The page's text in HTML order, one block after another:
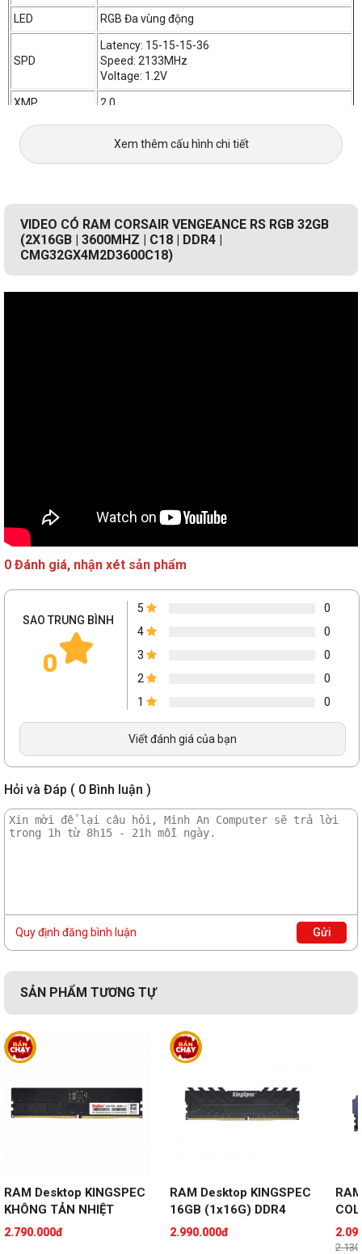
Một bộ tản nhiệt bằng nhôm được thiết kế đẹp mắt dẫn nhiệt ra
khỏi bộ nhớ của bạn để làm mát tuyệt vời ngay cả khi bị ép xung, hệ
thống của bạn sẽ hoạt động ổn định trong môi trường khắc nghiệt
nhất mà vẫn đảm bảo tính thẩm mỹ.
LED RGB Đa vùng động
SPD
Latency: 15-15-15-36
Speed: 2133MHz
Voltage: 1.2V
XMP 2.0
PIN 288
Mã
Xem thêm cấu hình chi tiết
VIDEO CÓ RAM CORSAIR VENGEANCE RS RGB 32GB
(2X16GB | 3600MHZ | C18 | DDR4 |
CMG32GX4M2D3600C18)
0 Đánh giá, nhận xét sản phẩm
SAO TRUNG BÌNH
0
5
0
4
0
3
0
2
0
1
0
Viết đánh giá của bạn
Hỏi và Đáp ( 0 Bình luận )
Quy định đăng bình luận Gửi
SẢN PHẨM TƯƠNG TỰ
RAM Desktop KINGSPEC
KHÔNG TẢN NHIỆT
16GB (1x16GB)
2.790.000đ
RAM Desktop KINGSPEC
16GB (1x16G) DDR4
3200MHz Gaming Storm
2.990.000đ